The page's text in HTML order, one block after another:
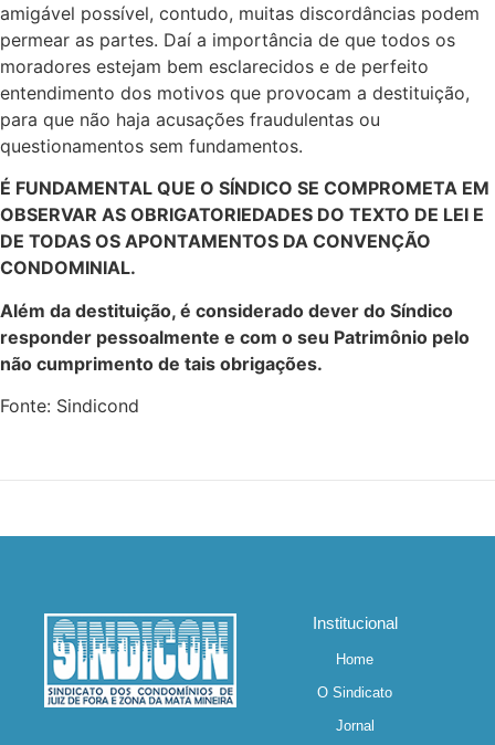
amigável possível, contudo, muitas discordâncias podem
permear as partes. Daí a importância de que todos os
moradores estejam bem esclarecidos e de perfeito
entendimento dos motivos que provocam a destituição,
para que não haja acusações fraudulentas ou
questionamentos sem fundamentos.
É FUNDAMENTAL QUE O SÍNDICO SE COMPROMETA EM
OBSERVAR AS OBRIGATORIEDADES DO TEXTO DE LEI E
DE TODAS OS APONTAMENTOS DA CONVENÇÃO
CONDOMINIAL.
Além da destituição, é considerado dever do Síndico
responder pessoalmente e com o seu Patrimônio pelo
não cumprimento de tais obrigações.
Fonte: Sindicond
Institucional
Home
O Sindicato
Jornal